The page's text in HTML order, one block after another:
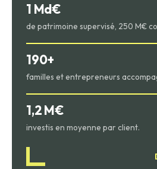
1 Md€
de patrimoine supervisé, 250 M€
190+
familles et entrepreneurs
1,2 M€
investis en moyenne par client.